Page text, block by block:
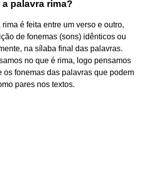
palavra rima?
é feita entre um verso e outro,
de fonemas (sons) idênticos ou
na sílaba final das palavras.
no que é rima, logo pensamos
os fonemas das palavras que podem
pares nos textos.